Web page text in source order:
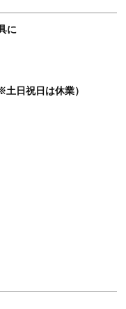
に
日祝日は休業）